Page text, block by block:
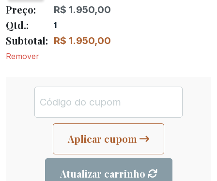
R$ 1.950,00
1
R$ 1.950,00
Remover
Aplicar cupom
Atualizar carrinho